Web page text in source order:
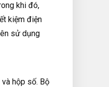
khi đó,
kiệm điện
sử dụng
hộp số. Bộ